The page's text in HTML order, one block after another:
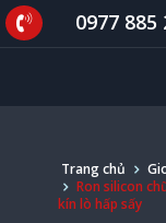
0977 885
Trang chủ
Ron silicon
kín lò hấp sấy